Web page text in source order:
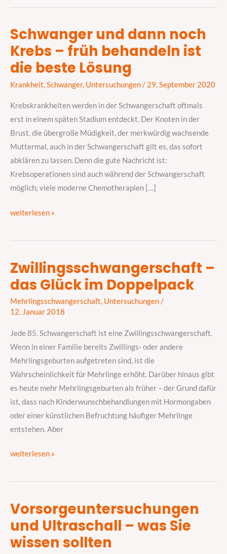
Schwanger und dann noch
Krebs – früh behandeln ist
die beste Lösung
Krankheit,Schwanger, Untersuchungen/ 29. September 2020
Krebskrankheiten werden in der Schwangerschaft oftmals
erst in einem späten Stadium entdeckt. Der Knoten in der
Brust, die übergroße Müdigkeit, der merkwürdig wachsende
Muttermal, auch in der Schwangerschaft gilt es, das sofort
abklären zu lassen. Denn die gute Nachricht ist:
Krebsoperationen sind auch während der Schwangerschaft
möglich; viele moderne Chemotherapien […]
Schwanger
und
dann
noch
Krebs
–
früh
behandeln
ist
die
beste
Lösung
weiterlesen »
Zwillingsschwangerschaft –
das Glück im Doppelpack
Mehrlingsschwangerschaft, Untersuchungen/
12. Januar 2018
Jede 85. Schwangerschaft ist eine Zwillingsschwangerschaft.
Wenn in einer Familie bereits Zwillings- oder andere
Mehrlingsgeburten aufgetreten sind, ist die
Wahrscheinlichkeit für Mehrlinge erhöht. Darüber hinaus gibt
es heute mehr Mehrlingsgeburten als früher – der Grund dafür
ist, dass nach Kinderwunschbehandlungen mit Hormongaben
oder einer künstlichen Befruchtung häufiger Mehrlinge
entstehen. Aber
Zwillingsschwangerschaft
–
Glück
Doppelpack
weiterlesen »
Vorsorgeuntersuchungen
und Ultraschall – was Sie
wissen sollten
Vorsorgeuntersuchungen
und
Ultraschall
–